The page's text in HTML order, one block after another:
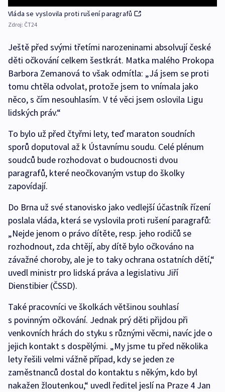
Vláda se vyslovila proti rušení paragrafů
Zdroj: ČT24
Ještě před svými třetími narozeninami absolvují české
děti očkování celkem šestkrát. Matka malého Prokopa
Barbora Zemanová to však odmítla: „Já jsem se proti
tomu chtěla odvolat, protože jsem to vnímala jako
něco, s čím nesouhlasím. V té věci jsem oslovila Ligu
lidských práv.“
To bylo už před čtyřmi lety, teď maraton soudních
sporů doputoval až k Ústavnímu soudu. Celé plénum
soudců bude rozhodovat o budoucnosti dvou
paragrafů, které neočkovaným vstup do školky
zapovídají.
Do Brna už své stanovisko jako vedlejší účastník řízení
poslala vláda, která se vyslovila proti rušení paragrafů:
„Nejde jenom o právo dítěte, resp. jeho rodičů se
rozhodnout, zda chtějí, aby dítě bylo očkováno na
závažné choroby, ale je to taky ochrana ostatních dětí,“
uvedl ministr pro lidská práva a legislativu Jiří
Dienstibier (ČSSD).
Také pracovníci ve školkách většinou souhlasí
s povinným očkování. Jednak prý děti přijdou při
venkovních hrách do styku s různými věcmi, navíc jde o
jejich kontakt s dospělými. „My jsme tu před několika
lety řešili velmi vážně případ, kdy se jeden ze
zaměstnanců dostal do kontaktu s někým, kdo byl
nakažen žloutenkou,“ uvedl ředitel jeslí na Praze 4 Jan